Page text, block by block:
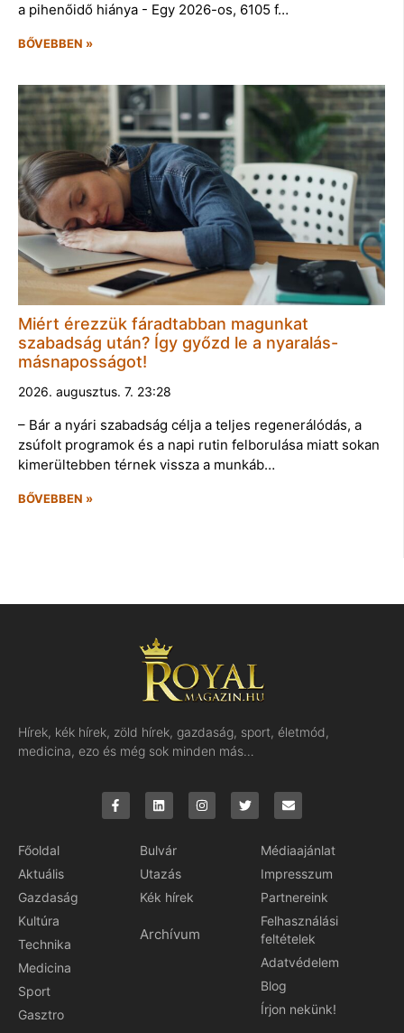
a pihenőidő hiánya - Egy 2026-os, 6105 f…
BŐVEBBEN »
Miért érezzük fáradtabban magunkat
szabadság után? Így győzd le a nyaralás-
másnaposságot!
2026. augusztus. 7. 23:28
– Bár a nyári szabadság célja a teljes regenerálódás, a
zsúfolt programok és a napi rutin felborulása miatt sokan
kimerültebben térnek vissza a munkáb…
BŐVEBBEN »
Hírek, kék hírek, zöld hírek, gazdaság, sport, életmód,
medicina, ezo és még sok minden más…
Főoldal
Aktuális
Gazdaság
Kultúra
Technika
Medicina
Sport
Gasztro
Bulvár
Utazás
Kék hírek
Archívum
Médiaajánlat
Impresszum
Partnereink
Felhasználási
feltételek
Adatvédelem
Blog
Írjon nekünk!